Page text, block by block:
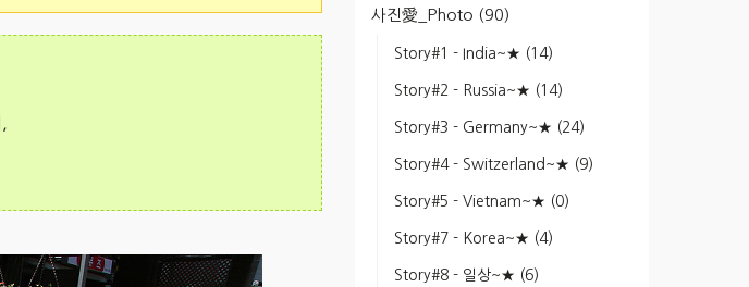
사진愛_Photo (90)
Story#1 - India~★ (14)
Story#2 - Russia~★ (14)
Story#3 - Germany~★ (24)
Story#4 - Switzerland~★ (9)
Story#5 - Vietnam~★ (0)
Story#7 - Korea~★ (4)
Story#8 - 일상~★ (6)